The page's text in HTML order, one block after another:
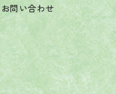
お問い合わせ